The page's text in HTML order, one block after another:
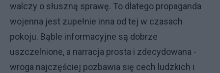
walczy o słuszną sprawę. To dlatego propaganda
wojenna jest zupełnie inna od tej w czasach
pokoju. Bąble informacyjne są dobrze
uszczelnione, a narracja prosta i zdecydowana -
wroga najczęściej pozbawia się cech ludzkich i